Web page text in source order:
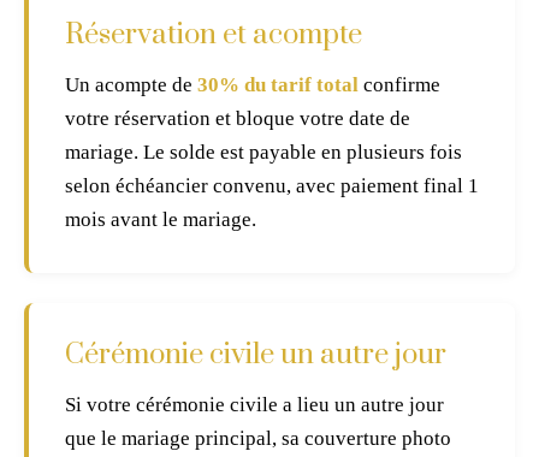
Réservation et acompte
Un acompte de 30% du tarif total confirme
votre réservation et bloque votre date de
mariage. Le solde est payable en plusieurs fois
selon échéancier convenu, avec paiement final 1
mois avant le mariage.
Cérémonie civile un autre jour
Si votre cérémonie civile a lieu un autre jour
que le mariage principal, sa couverture photo